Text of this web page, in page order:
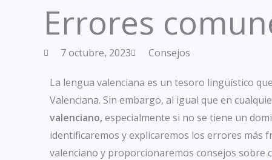
Errores
7 octubre, 2023 Consejos
La lengua valenciana es un tesoro lingüístico
Valenciana. Sin embargo, al igual que en
valenciano, especialmente si no se tiene un
identificaremos y explicaremos los errores más
valenciano y proporcionaremos consejos sobre